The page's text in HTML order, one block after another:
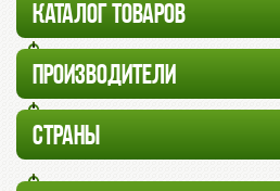
КАТАЛОГ ТОВАРОВ
ПРОИЗВОДИТЕЛИ
СТРАНЫ